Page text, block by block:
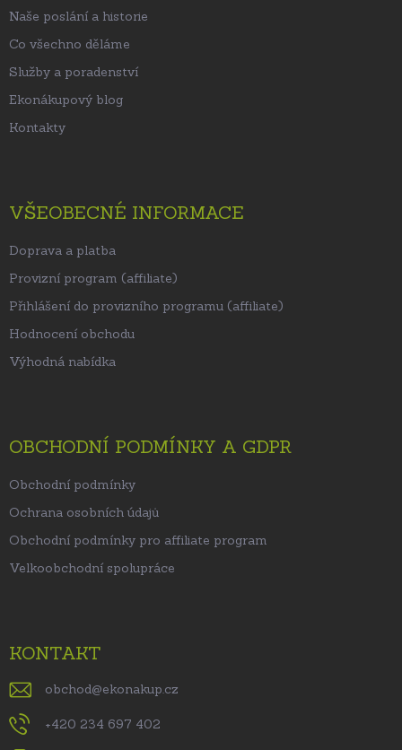
Naše poslání a historie
Co všechno děláme
Služby a poradenství
Ekonákupový blog
Kontakty
VŠEOBECNÉ INFORMACE
Doprava a platba
Provizní program (affiliate)
Přihlášení do provizního programu (affiliate)
Hodnocení obchodu
Výhodná nabídka
OBCHODNÍ PODMÍNKY A GDPR
Obchodní podmínky
Ochrana osobních údajů
Obchodní podmínky pro affiliate program
Velkoobchodní spolupráce
KONTAKT
obchod@ekonakup.cz
+420 234 697 402